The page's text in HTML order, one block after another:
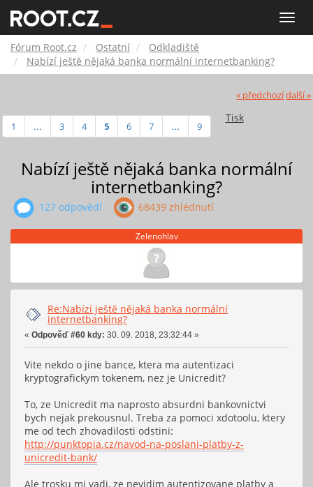
Toggle
Root.cz
Fórum Root.cz Ostatní
Odkladiště
Nabízí ještě nějaká banka normální internetbanking?
« předchozídalší »
Tisk
1 ... 3 4 5 6 7 ... 9
Nabízí ještě nějaká banka normální
internetbanking?
127 odpovědí 68439 zhlédnutí
Zelenohlav
Re:Nabízí ještě nějaká banka normální
internetbanking?
« Odpověď #60 kdy: 30. 09. 2018, 23:32:44 »
Vite nekdo o jine bance, ktera ma autentizaci
kryptografickym tokenem, nez je Unicredit?
To, ze Unicredit ma naprosto absurdni bankovnictvi
bych nejak prekousnul. Treba za pomoci xdotoolu, ktery
me od tech zhovadilosti odstini:
http://punktopia.cz/navod-na-poslani-platby-z-
unicredit-bank/
Ale trosku mi vadi, ze nevidim autentizovane platby a